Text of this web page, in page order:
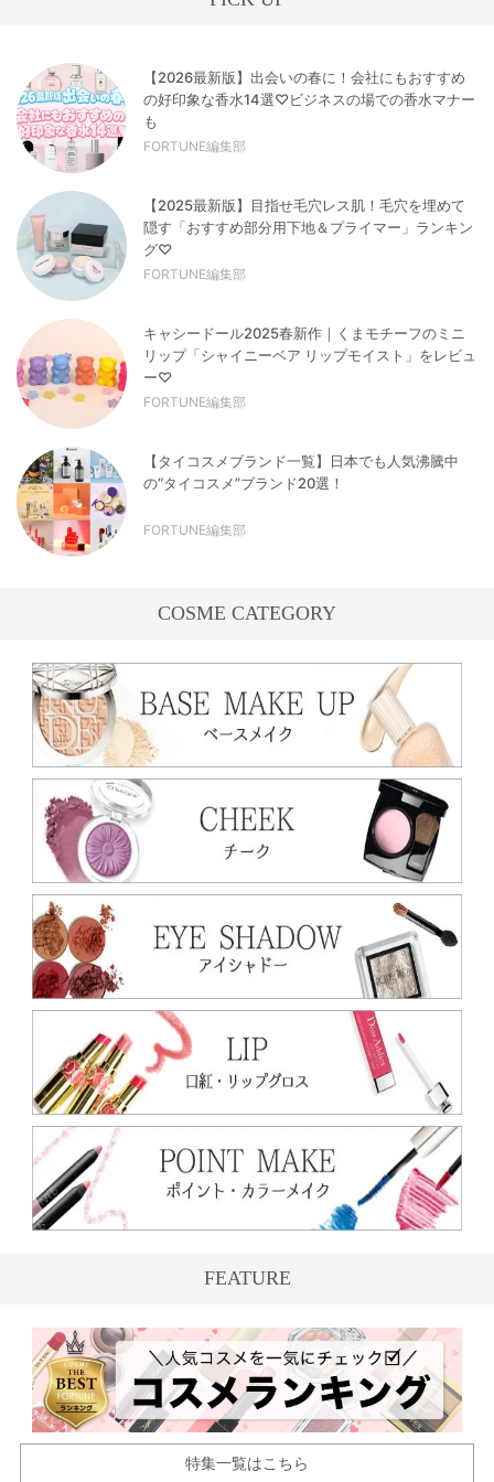
【2026最新版】出会いの春に！会社にもおすすめ
の好印象な香水14選♡ビジネスの場での香水マナー
も
FORTUNE編集部
【2025最新版】目指せ毛穴レス肌！毛穴を埋めて
隠す「おすすめ部分用下地＆プライマー」ランキン
グ♡
FORTUNE編集部
キャシードール2025春新作｜くまモチーフのミニ
リップ「シャイニーベア リップモイスト」をレビュ
ー♡
FORTUNE編集部
【タイコスメブランド一覧】日本でも人気沸騰中
の“タイコスメ”ブランド20選！
FORTUNE編集部
COSME CATEGORY
FEATURE
特集一覧はこちら